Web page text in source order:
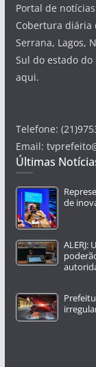
Portal de
Cobertura diária
Serrana, Lagos,
Sul do estado
aqui.
Telefone:
Email:
Últimas
de
ALERJ: